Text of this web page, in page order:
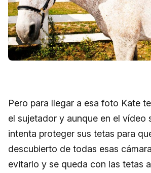
Pero para llegar a esa foto Kate
el sujetador y aunque en el vídeo
intenta proteger sus tetas para
descubierto de todas esas
evitarlo y se queda con las tetas